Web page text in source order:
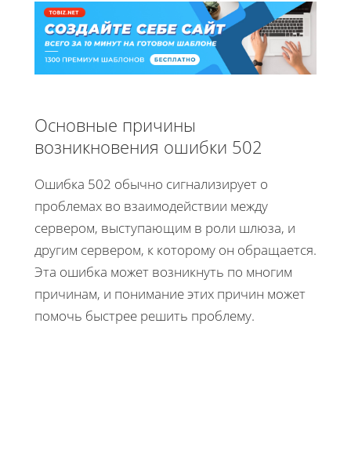
Основные причины
возникновения ошибки 502
Ошибка 502 обычно сигнализирует о
проблемах во взаимодействии между
сервером, выступающим в роли шлюза, и
другим сервером, к которому он обращается.
Эта ошибка может возникнуть по многим
причинам, и понимание этих причин может
помочь быстрее решить проблему.